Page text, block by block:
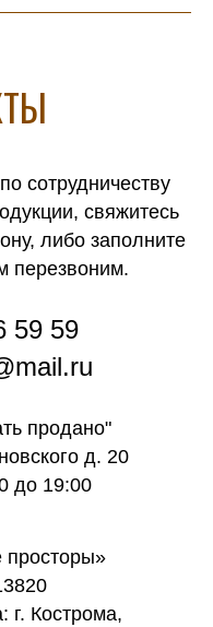
сотрудничеству
свяжитесь
либо заполните
перезвоним.
59 59
продано"
д. 20
до 19:00
г. Кострома,